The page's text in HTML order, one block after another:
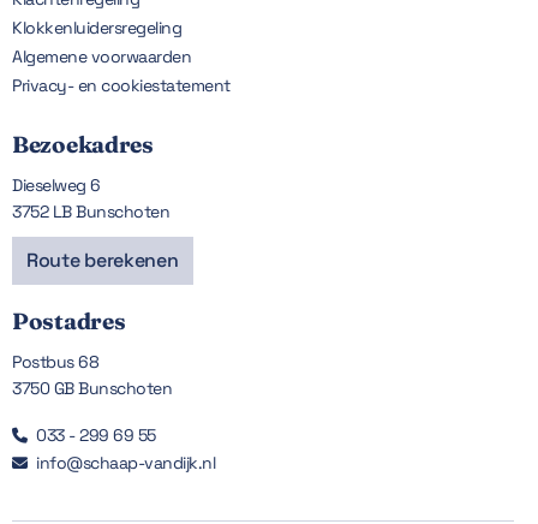
Klokkenluidersregeling
Algemene voorwaarden
Privacy- en cookiestatement
Bezoekadres
Dieselweg 6
3752 LB Bunschoten
Route berekenen
Postadres
Postbus 68
3750 GB Bunschoten
 033 - 299 69 55
 info@schaap-vandijk.nl